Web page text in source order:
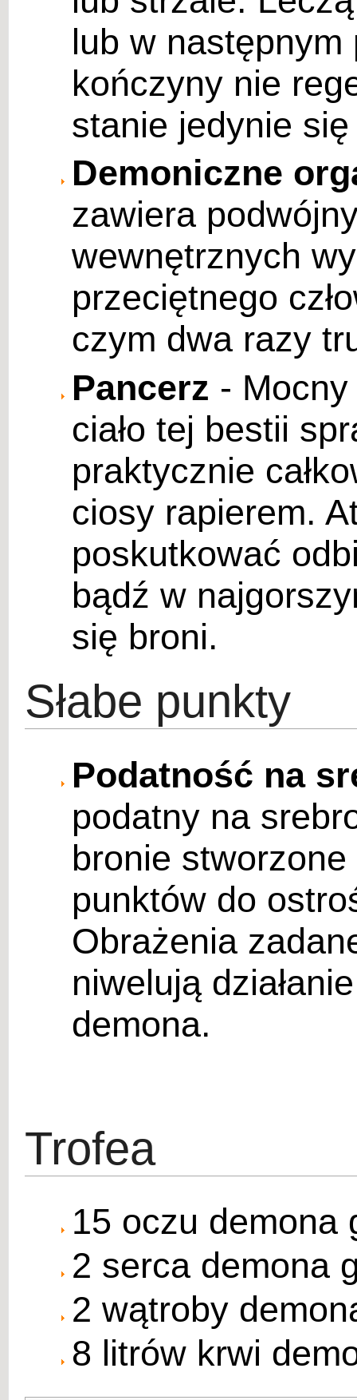
lub w
kończyny nie
stanie jedynie
Demoniczne
zawiera
wewnętrznych
przeciętnego
czym dwa razy
Pancerz -
ciało tej bestii
praktycznie
ciosy rapierem.
poskutkować
bądź w
się broni.
Słabe punkty
Podatność na
podatny na
bronie
punktów do
Obrażenia
niwelują
demona.
Trofea
15 oczu demona
2 serca demona
2 wątroby
8 litrów krwi